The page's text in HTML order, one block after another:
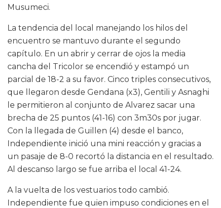
Musumeci.
La tendencia del local manejando los hilos del
encuentro se mantuvo durante el segundo
capítulo. En un abrir y cerrar de ojos la media
cancha del Tricolor se encendió y estampó un
parcial de 18-2 a su favor. Cinco triples consecutivos,
que llegaron desde Gendana (x3), Gentili y Asnaghi
le permitieron al conjunto de Alvarez sacar una
brecha de 25 puntos (41-16) con 3m30s por jugar.
Con la llegada de Guillen (4) desde el banco,
Independiente inició una mini reacción y gracias a
un pasaje de 8-0 recortó la distancia en el resultado.
Al descanso largo se fue arriba el local 41-24.
A la vuelta de los vestuarios todo cambió.
Independiente fue quien impuso condiciones en el